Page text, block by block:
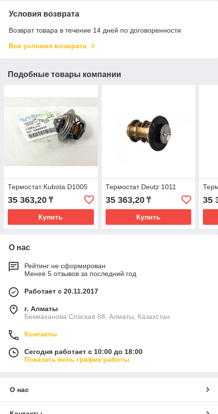
Условия возврата
Возврат товара в течение 14 дней по договоренности
Все условия возврата
Подобные товары компании
Термостат Kubota D1005
35 363,20 ₸
Купить
Термостат Deutz 1011
35 363,20₸
Купить
35
О нас
Рейтинг не сформирован
Менее 5 отзывов за последний год
Работает с 20.11.2017
г. Алматы
Бекмаханова Спаская 68, Алматы, Казахстан
Контакты
Сегодня работает с 10:00 до 18:00
Показать весь график работы
О нас